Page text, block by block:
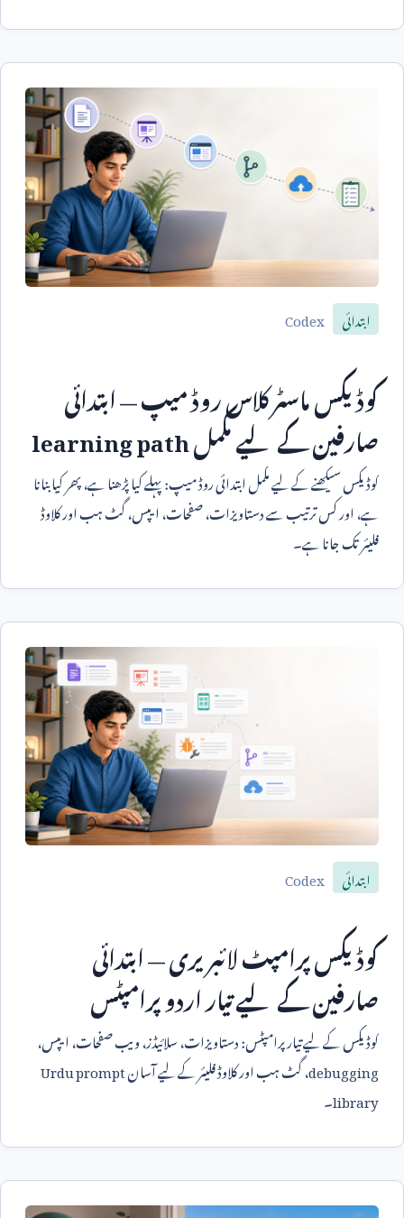
ابتدائی Codex
کوڈیکس ماسٹر کلاس روڈ میپ — ابتدائی
صارفین کے لیے مکملlearning path
کوڈیکس سیکھنے کے لیے مکمل ابتدائی روڈ میپ: پہلے کیا پڑھنا ہے، پھر کیا بنانا
ہے، اور کس ترتیب سے دستاویزات، صفحات، ایپس، گٹ ہب اور کلاوڈ
فلیئر تک جانا ہے۔
ابتدائی Codex
کوڈیکس پرامپٹ لائبریری — ابتدائی
صارفین کے لیے تیار اردو پرامپٹس
کوڈیکس کے لیے تیار پرامپٹس: دستاویزات، سلائیڈز، ویب صفحات، ایپس،
debugging، گٹ ہب اور کلاوڈ فلیئر کے لیے آسانUrdu prompt
library۔